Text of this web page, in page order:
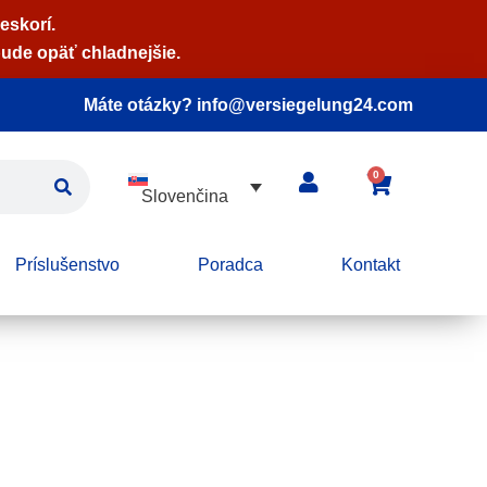
opäť chladnejšie.
Máte otázky? info@versiegelung24.com
Slovenčina
0
Príslušenstvo Poradca Kontakt